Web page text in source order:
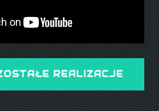
REALIZACJE